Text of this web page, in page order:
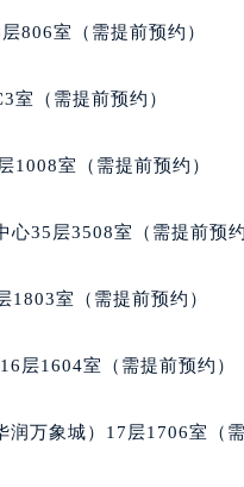
层04室（需提前预约）
A座(旺进大厦)18层09室
场写字楼10层06室（需提
安国际中心E座6楼10室（
写字楼A座10层1002室（
西街70号华润万象城写字
国际金融中心写字楼20层
806室（需提前预约）
室（需提前预约）
1008室（需提前预约）
35层3508室（需提前预约
室（需提前预约）
层1604室（需提前预约）
万象城）17层1706室（需